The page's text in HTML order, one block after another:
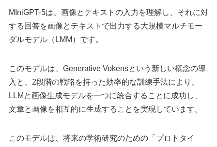
MIniGPT-5は、画像とテキストの入力を理解し、それに対
する回答を画像とテキストで出力する大規模マルチモー
ダルモデル（LMM）です。
このモデルは、Generative Vokensという新しい概念の導
入と、2段階の戦略を持った効率的な訓練手法により、
LLMと画像生成モデルを一つに統合することに成功し、
文章と画像を相互的に生成することを実現しています。
このモデルは、将来の学術研究のための「プロトタイ